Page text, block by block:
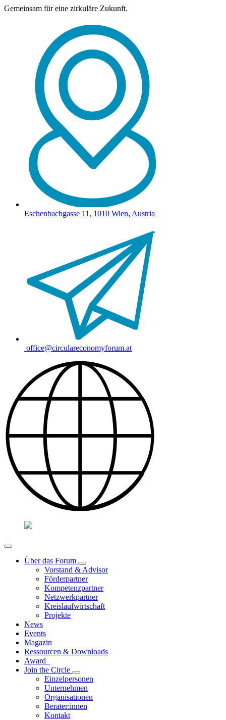
Gemeinsam für eine zirkuläre Zukunft.
Eschenbachgasse 11, 1010 Wien, Austria
office@circulareconomyforum.at
Über das Forum
Vorstand & Advisor
Förderpartner
Kompetenzpartner
Netzwerkpartner
Kreislaufwirtschaft
Projekte
News
Events
Magazin
Ressourcen & Downloads
Award
Join the Circle
Einzelpersonen
Unternehmen
Organisationen
Berater:innen
Kontakt